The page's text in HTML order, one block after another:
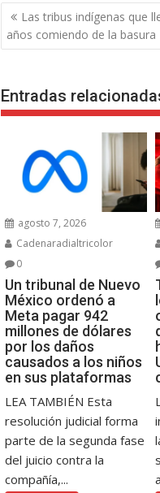
Navegación
de
entradas
Las tribus indígenas que
años comiendo de la basura
Entradas
agosto 7, 2026
Cadenaradialtricolor
0
Un tribunal de Nuevo
México ordenó a
Meta pagar 942
millones de dólares
por los daños
causados a los niños
en sus plataformas
LEA TAMBIÉN Esta
resolución judicial forma
parte de la segunda fase
del juicio contra la
compañía,...